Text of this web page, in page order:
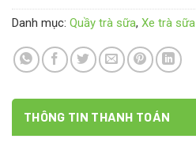
Danh mục: Quầy trà sữa, Xe trà sữa
THÔNG TIN THANH TOÁN